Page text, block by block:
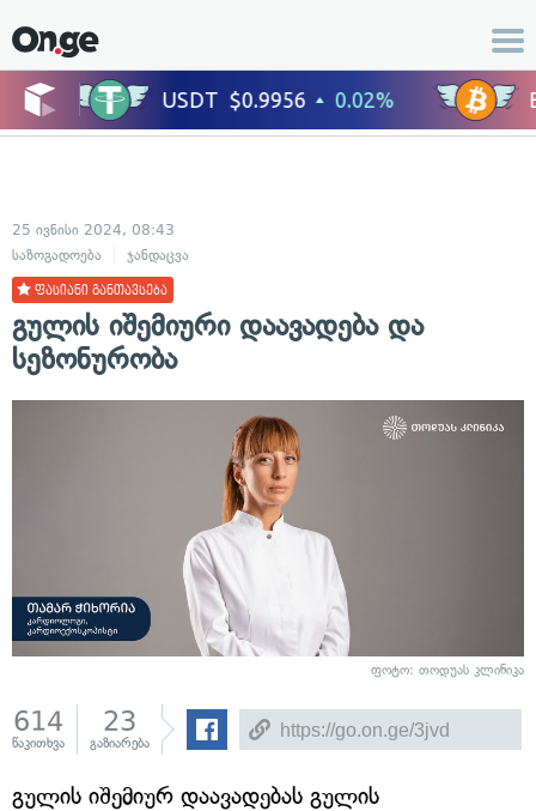
25 ივნისი 2024, 08:43
საზოგადოება
ჯანდაცვა
ფასიანი განთავსება
გულის იშემიური დაავადება და
სეზონურობა
ფოტო: თოდუას კლინიკა
614
წაკითხვა
23
გაზიარება
გულის იშემიურ დაავადებას გულის